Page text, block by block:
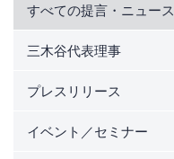
すべての提言・ニュース
三木谷代表理事
プレスリリース
イベント／セミナー